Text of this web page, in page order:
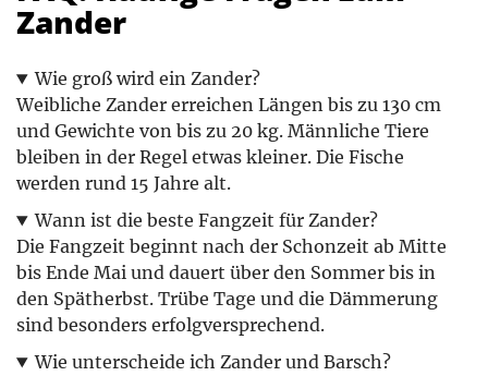
Zander
Wie groß wird ein Zander?
Weibliche Zander erreichen Längen bis zu 130 cm
und Gewichte von bis zu 20 kg. Männliche Tiere
bleiben in der Regel etwas kleiner. Die Fische
werden rund 15 Jahre alt.
Wann ist die beste Fangzeit für Zander?
Die Fangzeit beginnt nach der Schonzeit ab Mitte
bis Ende Mai und dauert über den Sommer bis in
den Spätherbst. Trübe Tage und die Dämmerung
sind besonders erfolgversprechend.
Wie unterscheide ich Zander und Barsch?